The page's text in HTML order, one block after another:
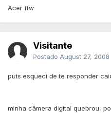
Acer ftw
Visitante
Postado August 27, 2008
puts esqueci de te responder
minha câmera digital quebrou,